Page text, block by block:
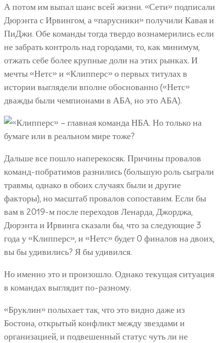
А потом им выпал шанс всей жизни. «Сети» подписали
Дюрэнта с Ирвингом, а «парусники» получили Кавая и
ПиДжи. Обе команды тогда твердо вознамерились если
не забрать контроль над городами, то, как минимум,
отжать себе более крупные доли на этих рынках. И
мечты «Нетс» и «Клипперс» о первых титулах в
истории выглядели вполне обоснованно («Нетс»
дважды были чемпионами в АБА, но это АБА).
Дальше все пошло наперекосяк. Причины провалов
команд-побратимов разнились (большую роль сыграли
травмы, однако в обоих случаях были и другие
факторы), но масштаб провалов сопоставим. Если бы
вам в 2019-м после переходов Ленарда, Джорджа,
Дюрэнта и Ирвинга сказали бы, что за следующие 3
года у «Клипперс», и «Нетс» будет 0 финалов на двоих,
вы бы удивились? Я бы удивился.
Но именно это и произошло. Однако текущая ситуация
в командах выглядит по-разному.
«Бруклин» полыхает так, что это видно даже из
Бостона, открытый конфликт между звездами и
организацией, и подвешенный статус чуть ли не